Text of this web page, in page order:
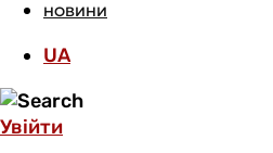
НОВИНИ
UA
Увійти